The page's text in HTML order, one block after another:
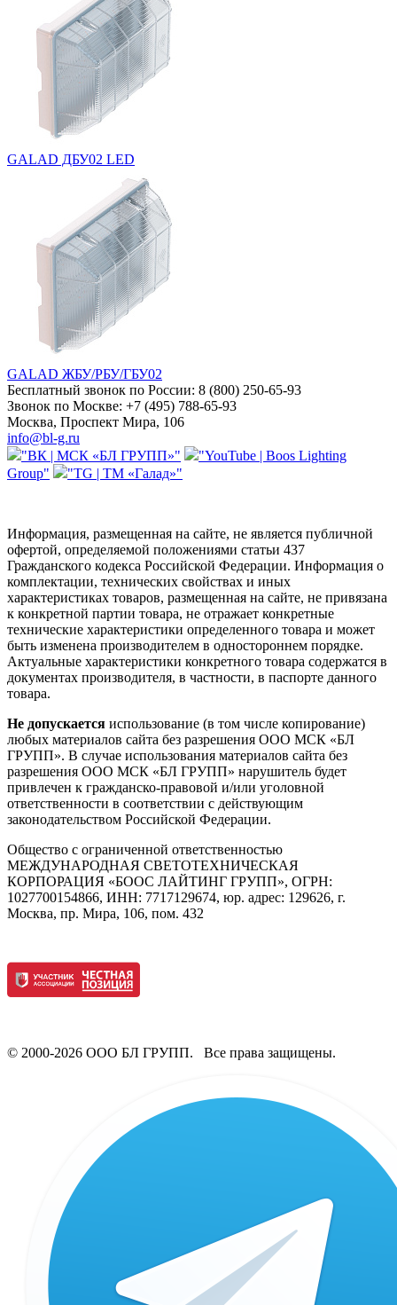
GALAD ДБУ02 LED
GALAD ЖБУ/РБУ/ГБУ02
Бесплатный звонок по России: 8 (800) 250-65-93
Звонок по Москве: +7 (495) 788-65-93
Москва, Проспект Мира, 106
info@bl-g.ru
"ВК | МСК «БЛ ГРУПП»"
"YouTube | Boos Lighting
Group"
"TG | ТМ «Галад»"
Информация, размещенная на сайте, не является публичной
офертой, определяемой положениями статьи 437
Гражданского кодекса Российской Федерации. Информация о
комплектации, технических свойствах и иных
характеристиках товаров, размещенная на сайте, не привязана
к конкретной партии товара, не отражает конкретные
технические характеристики определенного товара и может
быть изменена производителем в одностороннем порядке.
Актуальные характеристики конкретного товара содержатся в
документах производителя, в частности, в паспорте данного
товара.
Не допускается использование (в том числе копирование)
любых материалов сайта без разрешения ООО МСК «БЛ
ГРУПП». В случае использования материалов сайта без
разрешения ООО МСК «БЛ ГРУПП» нарушитель будет
привлечен к гражданско-правовой и/или уголовной
ответственности в соответствии с действующим
законодательством Российской Федерации.
Общество с ограниченной ответственностью
МЕЖДУНАРОДНАЯ СВЕТОТЕХНИЧЕСКАЯ
КОРПОРАЦИЯ «БООС ЛАЙТИНГ ГРУПП», ОГРН:
1027700154866, ИНН: 7717129674, юр. адрес: 129626, г.
Москва, пр. Мира, 106, пом. 432
© 2000-2026 ООО БЛ ГРУПП. Все права защищены.